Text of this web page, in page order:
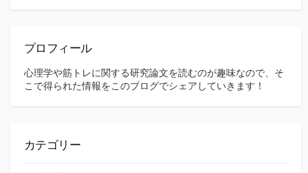
プロフィール
心理学や筋トレに関する研究論文を読むのが趣味なので、そ
こで得られた情報をこのブログでシェアしていきます！
カテゴリー